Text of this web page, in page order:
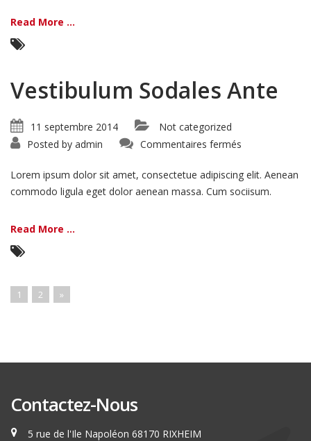
Read More ...
Vestibulum Sodales Ante
11 septembre 2014
Not categorized
Posted by admin Commentaires fermés
Ante
Lorem ipsum dolor sit amet, consectetue adipiscing elit. Aenean
commodo ligula eget dolor aenean massa. Cum sociisum.
Read More ...
1 2 »
Contactez-Nous
5 rue de l'Ile Napoléon 68170 RIXHEIM